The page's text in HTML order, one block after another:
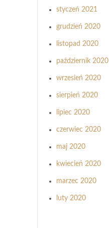
styczeń 2021
grudzień 2020
listopad 2020
październik 2020
wrzesień 2020
sierpień 2020
lipiec 2020
czerwiec 2020
maj 2020
kwiecień 2020
marzec 2020
luty 2020